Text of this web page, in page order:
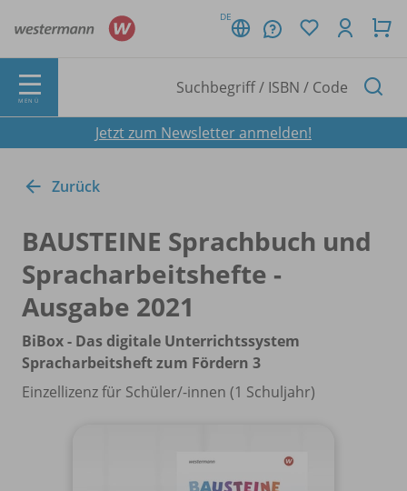
DE
MENÜ
Jetzt zum Newsletter anmelden!
Zurück
BAUSTEINE Sprachbuch und
Spracharbeitshefte -
Ausgabe 2021
BiBox - Das digitale Unterrichtssystem
Spracharbeitsheft zum Fördern 3
Einzellizenz für Schüler/-innen (1 Schuljahr)